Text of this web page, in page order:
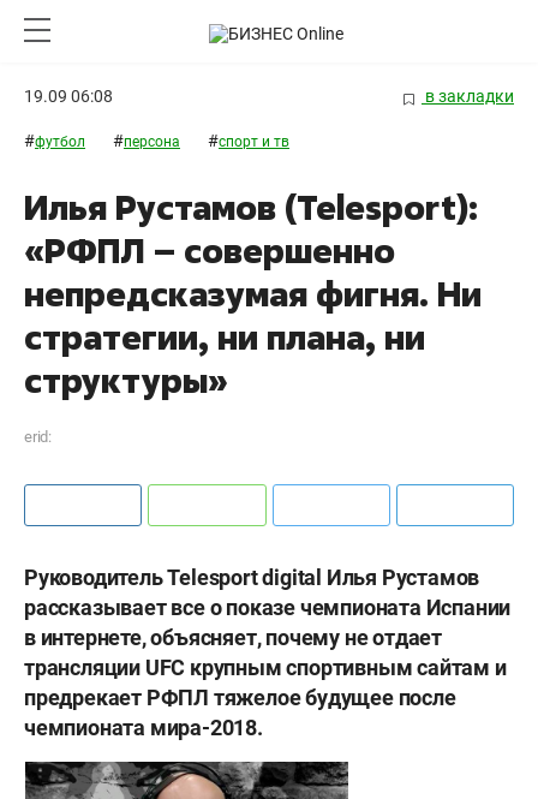
19.09 06:08 в закладки
#футбол #персона #спорт и тв
Илья Рустамов (Telesport):
«РФПЛ – совершенно
непредсказумая фигня. Ни
стратегии, ни плана, ни
структуры»
erid:
Руководитель Telesport digital Илья Рустамов
рассказывает все о показе чемпионата Испании
в интернете, объясняет, почему не отдает
трансляции UFC крупным спортивным сайтам и
предрекает РФПЛ тяжелое будущее после
чемпионата мира-2018.